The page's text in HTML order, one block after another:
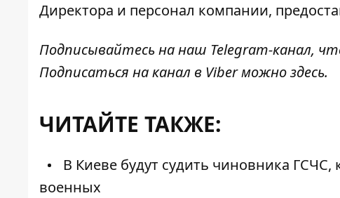
Директора и персонал компании,
Подписывайтесь на наш Telegram-канал,
Подписаться на канал в Viber можноздесь.
ЧИТАЙТЕ ТАКЖЕ:
В Киеве будут судить чиновника
военных